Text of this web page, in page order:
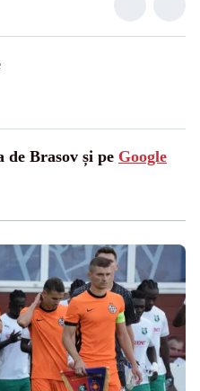
de Brasov și pe Google